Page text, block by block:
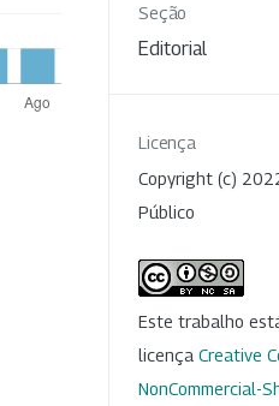
Seção
Editorial
Licença
Copyright (c)
Público
Este trabalho
licença Creative
NonCommercial-